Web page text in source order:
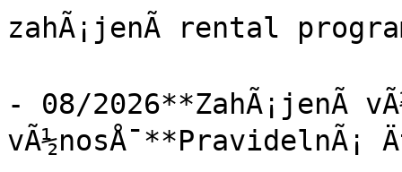
zahÃ¡jenÃ­ rental
- 08/2026**ZahÃ¡jenÃ­